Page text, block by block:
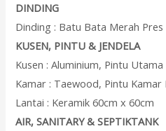
DINDING
Dinding : Batu Bata Merah Pres
KUSEN, PINTU & JENDELA
Kusen : Aluminium, Pintu
Kamar : Taewood, Pintu Kamar
Lantai : Keramik 60cm x 60cm
AIR, SANITARY & SEPTIKTANK